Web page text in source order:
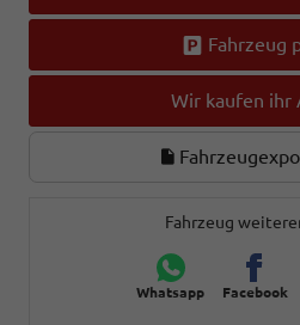
Fahrzeug
Wir kaufen ihr
Fahrzeug
Whatsapp Facebook